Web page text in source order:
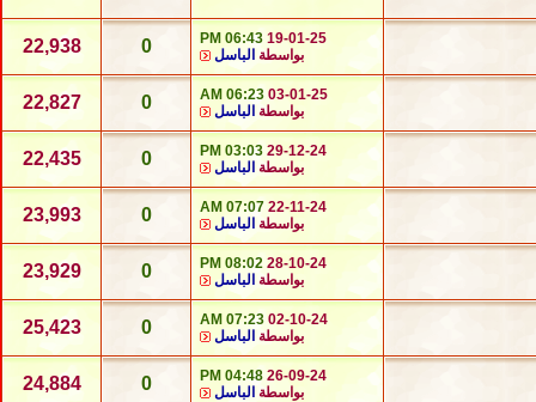
19-01-25
06:43 PM
بواسطة الباسل 0
22,938
03-01-25
06:23 AM
بواسطة الباسل 0
22,827
29-12-24
03:03 PM
بواسطة الباسل 0
22,435
22-11-24
07:07 AM
بواسطة الباسل 0
23,993
28-10-24
08:02 PM
بواسطة الباسل 0
23,929
02-10-24
07:23 AM
بواسطة الباسل 0
25,423
26-09-24
04:48 PM
بواسطة الباسل 0
24,884